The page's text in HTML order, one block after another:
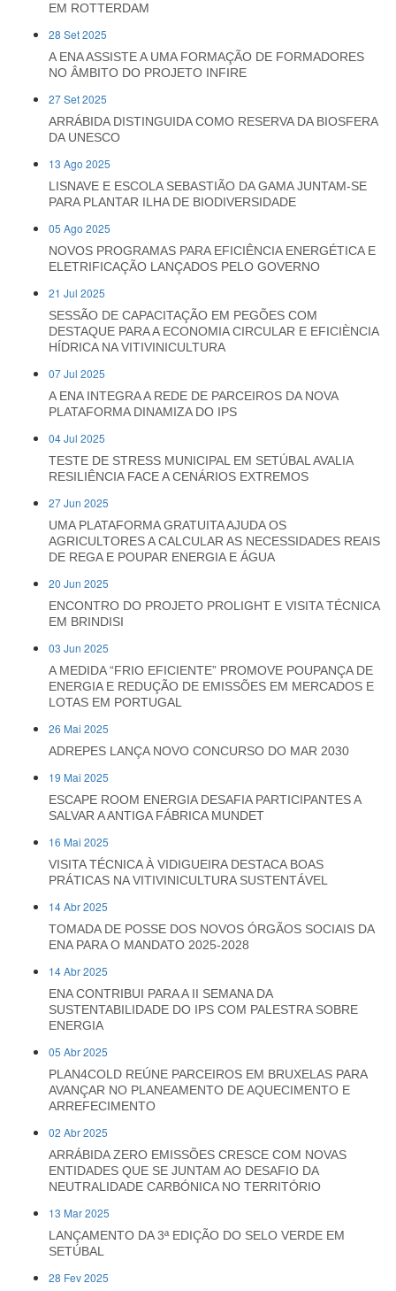
EM ROTTERDAM
28 Set 2025
A ENA ASSISTE A UMA FORMAÇÃO DE FORMADORES
NO ÂMBITO DO PROJETO INFIRE
27 Set 2025
ARRÁBIDA DISTINGUIDA COMO RESERVA DA BIOSFERA
DA UNESCO
13 Ago 2025
LISNAVE E ESCOLA SEBASTIÃO DA GAMA JUNTAM-SE
PARA PLANTAR ILHA DE BIODIVERSIDADE
05 Ago 2025
NOVOS PROGRAMAS PARA EFICIÊNCIA ENERGÉTICA E
ELETRIFICAÇÃO LANÇADOS PELO GOVERNO
21 Jul 2025
SESSÃO DE CAPACITAÇÃO EM PEGÕES COM
DESTAQUE PARA A ECONOMIA CIRCULAR E EFICIÈNCIA
HÍDRICA NA VITIVINICULTURA
07 Jul 2025
A ENA INTEGRA A REDE DE PARCEIROS DA NOVA
PLATAFORMA DINAMIZA DO IPS
04 Jul 2025
TESTE DE STRESS MUNICIPAL EM SETÚBAL AVALIA
RESILIÊNCIA FACE A CENÁRIOS EXTREMOS
27 Jun 2025
UMA PLATAFORMA GRATUITA AJUDA OS
AGRICULTORES A CALCULAR AS NECESSIDADES REAIS
DE REGA E POUPAR ENERGIA E ÁGUA
20 Jun 2025
ENCONTRO DO PROJETO PROLIGHT E VISITA TÉCNICA
EM BRINDISI
03 Jun 2025
A MEDIDA “FRIO EFICIENTE” PROMOVE POUPANÇA DE
ENERGIA E REDUÇÃO DE EMISSÕES EM MERCADOS E
LOTAS EM PORTUGAL
26 Mai 2025
ADREPES LANÇA NOVO CONCURSO DO MAR 2030
19 Mai 2025
ESCAPE ROOM ENERGIA DESAFIA PARTICIPANTES A
SALVAR A ANTIGA FÁBRICA MUNDET
16 Mai 2025
VISITA TÉCNICA À VIDIGUEIRA DESTACA BOAS
PRÁTICAS NA VITIVINICULTURA SUSTENTÁVEL
14 Abr 2025
TOMADA DE POSSE DOS NOVOS ÓRGÃOS SOCIAIS DA
ENA PARA O MANDATO 2025-2028
14 Abr 2025
ENA CONTRIBUI PARA A II SEMANA DA
SUSTENTABILIDADE DO IPS COM PALESTRA SOBRE
ENERGIA
05 Abr 2025
PLAN4COLD REÚNE PARCEIROS EM BRUXELAS PARA
AVANÇAR NO PLANEAMENTO DE AQUECIMENTO E
ARREFECIMENTO
02 Abr 2025
ARRÁBIDA ZERO EMISSÕES CRESCE COM NOVAS
ENTIDADES QUE SE JUNTAM AO DESAFIO DA
NEUTRALIDADE CARBÓNICA NO TERRITÓRIO
13 Mar 2025
LANÇAMENTO DA 3ª EDIÇÃO DO SELO VERDE EM
SETÚBAL
28 Fev 2025